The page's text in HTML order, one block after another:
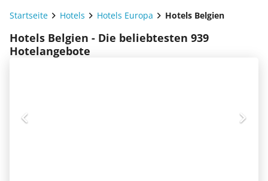
Startseite Hotels Hotels Europa Hotels Belgien
Hotels Belgien - Die beliebtesten 939
Hotelangebote